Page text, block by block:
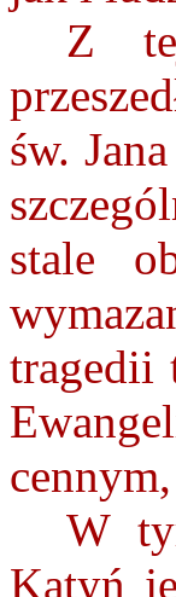
Z
św.
stale
tragedii
W
Katyń